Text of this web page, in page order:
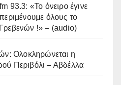
93.3: «Το όνειρο έγινε
όλους το
!» – (audio)
Ολοκληρώνεται η
Περιβόλι – Αβδέλλα